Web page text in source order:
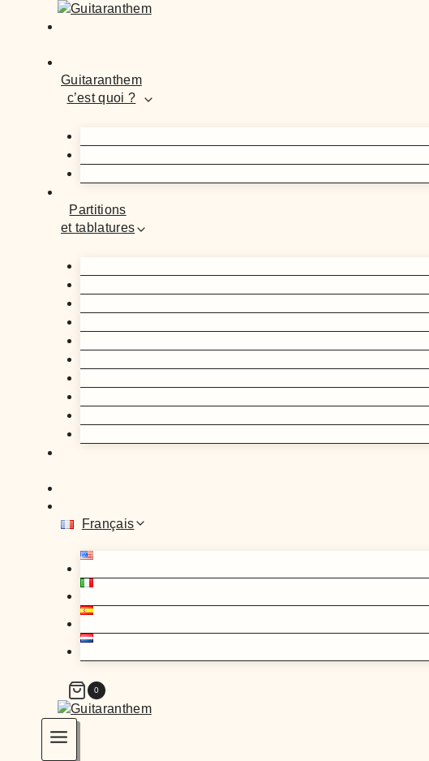
Guitaranthem
c’est quoi ?
Partitions
et tablatures
Français
0